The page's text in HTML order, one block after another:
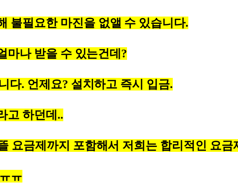
불필요한 마진을 없앨 수 있습니다.
마나 받을 수 있는건데?
다. 언제요? 설치하고 즉시 입금.
고 하던데..
요금제까지 포함해서 저희는 합리적인 요금
ㅠ